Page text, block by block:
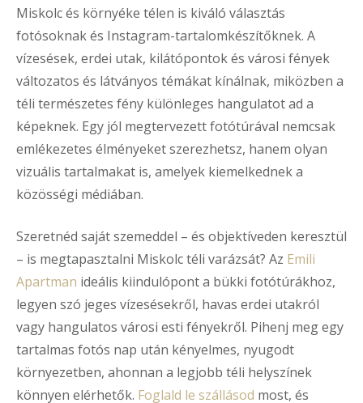
Miskolc és környéke télen is kiváló választás
fotósoknak és Instagram-tartalomkészítőknek. A
vízesések, erdei utak, kilátópontok és városi fények
változatos és látványos témákat kínálnak, miközben a
téli természetes fény különleges hangulatot ad a
képeknek. Egy jól megtervezett fotótúrával nemcsak
emlékezetes élményeket szerezhetsz, hanem olyan
vizuális tartalmakat is, amelyek kiemelkednek a
közösségi médiában.
Szeretnéd saját szemeddel – és objektíveden keresztül
– is megtapasztalni Miskolc téli varázsát? Az Emili
Apartman ideális kiindulópont a bükki fotótúrákhoz,
legyen szó jeges vízesésekről, havas erdei utakról
vagy hangulatos városi esti fényekről. Pihenj meg egy
tartalmas fotós nap után kényelmes, nyugodt
környezetben, ahonnan a legjobb téli helyszínek
könnyen elérhetők. Foglald le szállásod most, és